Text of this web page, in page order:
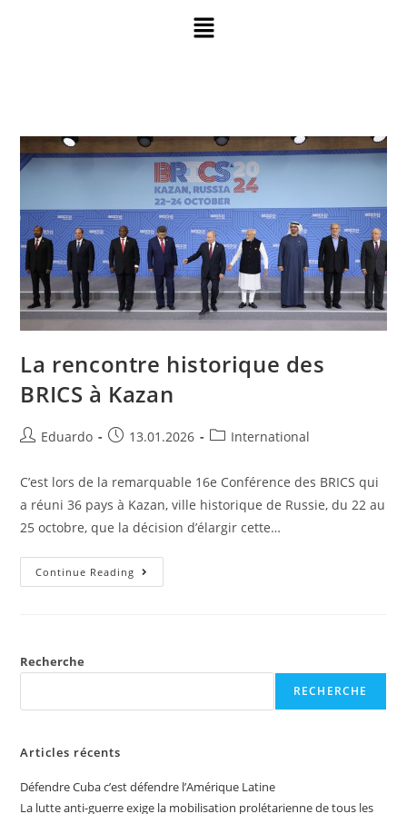
La rencontre historique des
BRICS à Kazan
Eduardo 13.01.2026 International
C’est lors de la remarquable 16e Conférence des BRICS qui
a réuni 36 pays à Kazan, ville historique de Russie, du 22 au
25 octobre, que la décision d’élargir cette…
Continue Reading
Recherche
RECHERCHE
Articles récents
Défendre Cuba c’est défendre l’Amérique Latine
La lutte anti-guerre exige la mobilisation prolétarienne de tous les